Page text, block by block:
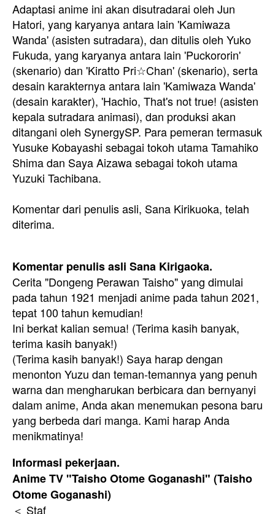
Adaptasi anime ini akan disutradarai oleh Jun
Hatori, yang karyanya antara lain 'Kamiwaza
Wanda' (asisten sutradara), dan ditulis oleh Yuko
Fukuda, yang karyanya antara lain 'Puckororin'
(skenario) dan 'Kiratto Pri☆Chan' (skenario), serta
desain karakternya antara lain 'Kamiwaza Wanda'
(desain karakter), 'Hachio, That's not true! (asisten
kepala sutradara animasi), dan produksi akan
ditangani oleh SynergySP. Para pemeran termasuk
Yusuke Kobayashi sebagai tokoh utama Tamahiko
Shima dan Saya Aizawa sebagai tokoh utama
Yuzuki Tachibana.
Komentar dari penulis asli, Sana Kirikuoka, telah
diterima.
Komentar penulis asli Sana Kirigaoka.
Cerita "Dongeng Perawan Taisho" yang dimulai
pada tahun 1921 menjadi anime pada tahun 2021,
tepat 100 tahun kemudian!
Ini berkat kalian semua! (Terima kasih banyak,
terima kasih banyak!)
(Terima kasih banyak!) Saya harap dengan
menonton Yuzu dan teman-temannya yang penuh
warna dan mengharukan berbicara dan bernyanyi
dalam anime, Anda akan menemukan pesona baru
yang berbeda dari manga. Kami harap Anda
menikmatinya!
Informasi pekerjaan.
Anime TV "Taisho Otome Goganashi" (Taisho
Otome Goganashi)
＜ Staf